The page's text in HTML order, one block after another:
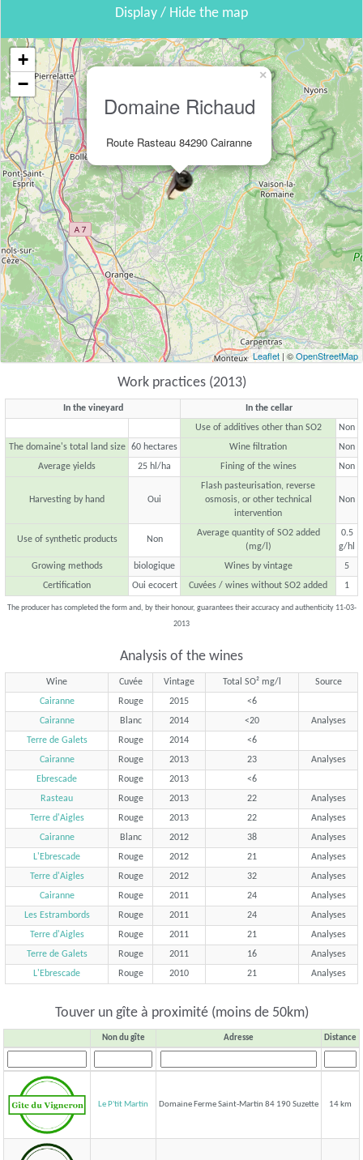
Display / Hide the map
Domaine Richaud
Route Rasteau 84290 Cairanne
×
+
−
Leaflet | ©OpenStreetMap
Work practices (2013)
In the vineyard
In the cellar
Use of additives other than SO2
Non
The domaine's total land size
60 hectares Wine filtration
Non
Average yields
25 hl/ha Fining of the wines Non
Harvesting by hand Oui
Flash pasteurisation, reverse
osmosis, or other technical
intervention
Non
Use of synthetic products Non
Average quantity of SO2 added
(mg/l)
0.5
g/hl
Growing methods
biologique Wines by vintage
5
Certification
Oui ecocert Cuvées / wines without SO2 added 1
The producer has completed the form and, by their honour, guarantees their accuracy and authenticity 11-03-
2013
Analysis of the wines
Wine Cuvée Vintage Total SO² mg/l
Source
Cairanne
Rouge 2015
<6
Cairanne
Blanc 2014 <20
Analyses
Terre de Galets
Rouge 2014
<6
Cairanne
Rouge 2013 23
Analyses
Ebrescade
Rouge 2013
<6
Rasteau
Rouge 2013 22
Analyses
Terre d'Aigles
Rouge 2013 22
Analyses
Cairanne
Blanc 2012 38
Analyses
L'Ebrescade
Rouge 2012 21
Analyses
Terre d'Aigles
Rouge 2012 32
Analyses
Cairanne
Rouge 2011 24
Analyses
Les Estrambords
Rouge 2011 24
Analyses
Terre d'Aigles
Rouge 2011 21
Analyses
Terre de Galets
Rouge 2011 16
Analyses
L'Ebrescade
Rouge 2010 21 Analyses
Touver un gîte à proximité (moins de 50km)
Non du gîte Adresse Distance
Le P'tit Martin Domaine Ferme Saint-Martin 84 190 Suzette 14 km